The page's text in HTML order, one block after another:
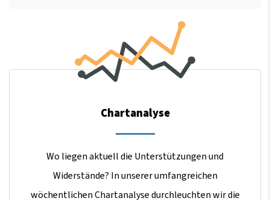
Chartanalyse
Wo liegen aktuell die Unterstützungen und
Widerstände? In unserer umfangreichen
wöchentlichen Chartanalyse durchleuchten wir die